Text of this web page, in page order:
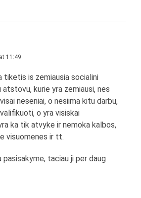
11:49
tiketis is zemiausia socialini
atstovu, kurie yra zemiausi, nes
neseniai, o nesiima kitu darbu,
o yra visiskai
ka tik atvyke ir nemoka kalbos,
visuomenes ir tt.
pasisakyme, taciau ji per daug